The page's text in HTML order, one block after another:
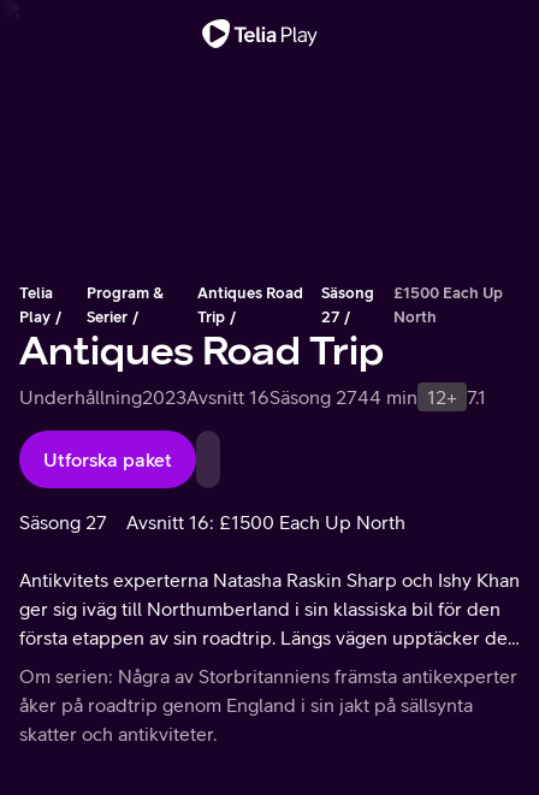
Telia
Play
Program &
Serier
Antiques Road
Trip
Säsong
27
£1500 Each Up
North
Antiques Road Trip
Underhållning2023Avsnitt 16Säsong 2744 min 12+ 7.1
Utforska paket
Säsong 27 Avsnitt 16: £1500 Each Up North
Antikvitets experterna Natasha Raskin Sharp och Ishy Khan
ger sig iväg till Northumberland i sin klassiska bil för den
första etappen av sin roadtrip. Längs vägen upptäcker de
ursprunget till ordet Geordie och ansluter sig till
folksångare på scenen.
Om serien: Några av Storbritanniens främsta antikexperter
åker på roadtrip genom England i sin jakt på sällsynta
skatter och antikviteter.